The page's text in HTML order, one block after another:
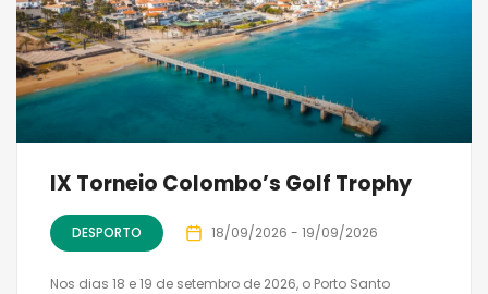
IX Torneio Colombo’s Golf Trophy
DESPORTO 18/09/2026 - 19/09/2026
Nos dias 18 e 19 de setembro de 2026, o Porto Santo